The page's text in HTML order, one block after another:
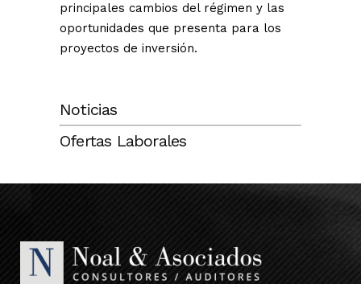
principales cambios del régimen y las
oportunidades que presenta para los
proyectos de inversión.
Noticias
Ofertas Laborales